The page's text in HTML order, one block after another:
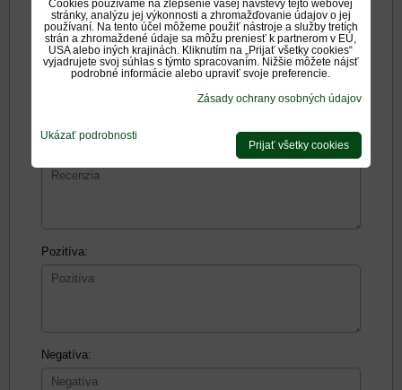
Názov:
Pozitíva:
Negatíva:
Cookies používame na zlepšenie vašej návštevy tejto webovej
stránky, analýzu jej výkonnosti a zhromažďovanie údajov o jej
používaní. Na tento účel môžeme použiť nástroje a služby tretích
strán a zhromaždené údaje sa môžu preniesť k partnerom v EÚ,
USA alebo iných krajinách. Kliknutím na „Prijať všetky cookies“
vyjadrujete svoj súhlas s týmto spracovaním. Nižšie môžete nájsť
podrobné informácie alebo upraviť svoje preferencie.
Zásady ochrany osobných údajov
Ukázať podrobnosti
Prijať všetky cookies